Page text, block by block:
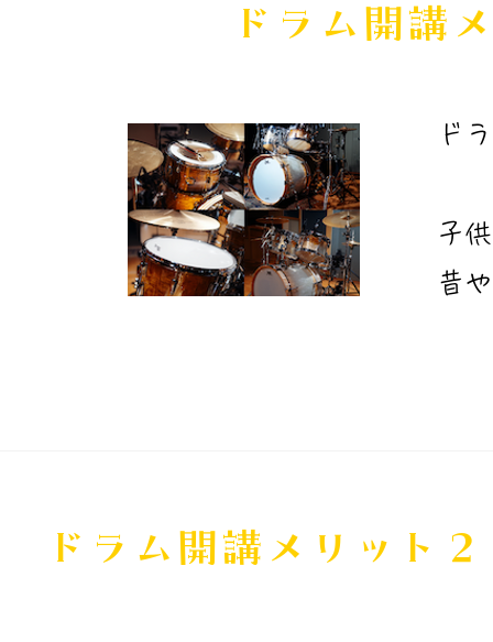
ドラム開講
ド
子
昔
​ドラム開講メリット２